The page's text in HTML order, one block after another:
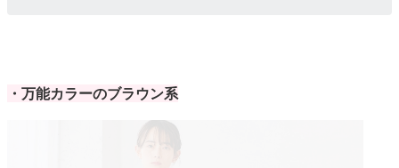
・万能カラーのブラウン系